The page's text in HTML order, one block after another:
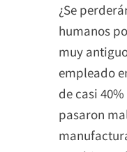
¿Se
humanos
muy
empleado
de casi
pasaron